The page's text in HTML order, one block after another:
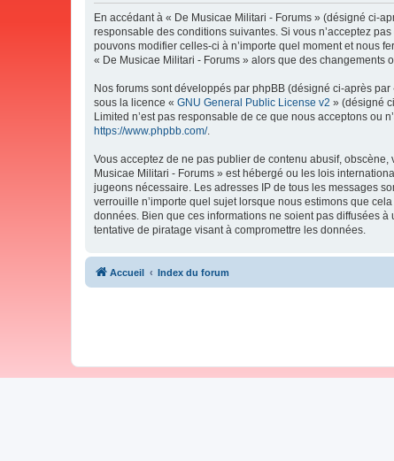
En accédant à « De Musicae Militari - Forums » (désigné ci-
responsable des conditions suivantes. Si vous n’acceptez
pouvons modifier celles-ci à n’importe quel moment et nous
« De Musicae Militari - Forums » alors que des changements
Nos forums sont développés par phpBB (désigné ci-après
sous la licence « GNU General Public License v2 » (désigné
Limited n’est pas responsable de ce que nous acceptons ou
https://www.phpbb.com/.
Vous acceptez de ne pas publier de contenu abusif,
Musicae Militari - Forums » est hébergé ou les lois
jugeons nécessaire. Les adresses IP de tous les messages
verrouille n’importe quel sujet lorsque nous estimons que
données. Bien que ces informations ne soient pas diffusées
tentative de piratage visant à compromettre les données.
Accueil Index du forum